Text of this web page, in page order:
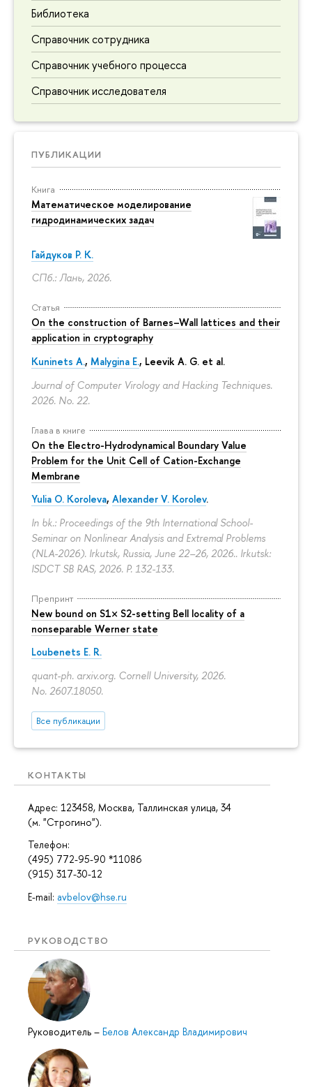
Библиотека
Справочник сотрудника
Справочник учебного процесса
Справочник исследователя
ПУБЛИКАЦИИ
Книга
Математическое моделирование
гидродинамических задач
Гайдуков Р. К.
СПб.: Лань, 2026.
Статья
On the construction of Barnes–Wall lattices and their
application in cryptography
Kuninets A., Malygina E., Leevik A. G. et al.
Journal of Computer Virology and Hacking Techniques.
2026. No. 22.
Глава в книге
On the Electro-Hydrodynamical Boundary Value
Problem for the Unit Cell of Cation-Exchange
Membrane
Yulia O. Koroleva, Alexander V. Korolev.
In bk.: Proceedings of the 9th International School-
Seminar on Nonlinear Analysis and Extremal Problems
(NLA-2026). Irkutsk, Russia, June 22–26, 2026.. Irkutsk:
ISDCT SB RAS, 2026. P. 132-133.
Препринт
New bound on S1× S2-setting Bell locality of a
nonseparable Werner state
Loubenets E. R.
quant-ph. arxiv.org. Cornell University, 2026.
No. 2607.18050.
Все публикации
КОНТАКТЫ
Адрес: 123458, Москва, Таллинская улица, 34
(м. "Строгино").
Телефон:
(495) 772-95-90 *11086
(915) 317-30-12
E-mail: avbelov@hse.ru
РУКОВОДСТВО
Руководитель – Белов Александр Владимирович